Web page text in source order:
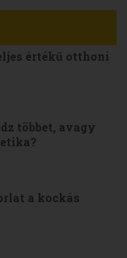
értékű otthoni
többet, avagy
a kockás